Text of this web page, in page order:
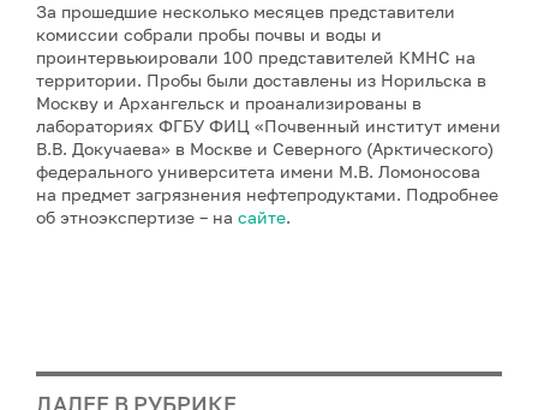
За прошедшие несколько месяцев представители
комиссии собрали пробы почвы и воды и
проинтервьюировали 100 представителей КМНС на
территории. Пробы были доставлены из Норильска в
Москву и Архангельск и проанализированы в
лабораториях ФГБУ ФИЦ «Почвенный институт имени
В.В. Докучаева» в Москве и Северного (Арктического)
федерального университета имени М.В. Ломоносова
на предмет загрязнения нефтепродуктами. Подробнее
об этноэкспертизе – на сайте.
ДАЛЕЕ В РУБРИКЕ